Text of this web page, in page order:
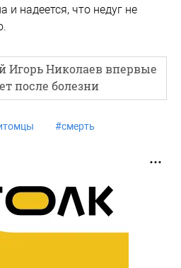
и надеется, что недуг не
Игорь Николаев впервые
после болезни
#смерть